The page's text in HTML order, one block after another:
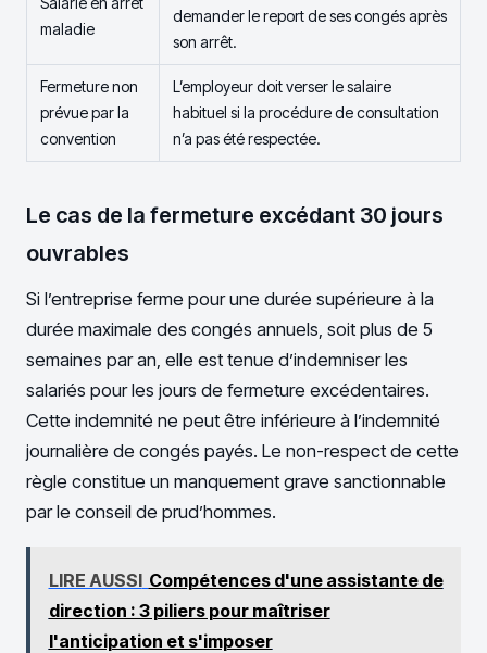
maladie
demander le report de ses congés après
son arrêt.
Fermeture non
prévue par la
convention
L’employeur doit verser le salaire
habituel si la procédure de consultation
n’a pas été respectée.
Le cas de la fermeture excédant 30 jours
ouvrables
Si l’entreprise ferme pour une durée supérieure à la
durée maximale des congés annuels, soit plus de 5
semaines par an, elle est tenue d’indemniser les
salariés pour les jours de fermeture excédentaires.
Cette indemnité ne peut être inférieure à l’indemnité
journalière de congés payés. Le non-respect de cette
règle constitue un manquement grave sanctionnable
par le conseil de prud’hommes.
LIRE AUSSI Compétences d'une assistante de
direction : 3 piliers pour maîtriser
l'anticipation et s'imposer